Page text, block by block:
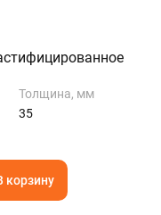
Толщина, мм
35
корзину